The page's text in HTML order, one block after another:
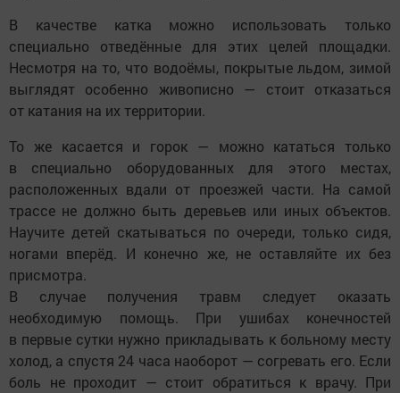
В качестве катка можно использовать только
специально отведённые для этих целей площадки.
Несмотря на то, что водоёмы, покрытые льдом, зимой
выглядят особенно живописно — стоит отказаться
от катания на их территории.
То же касается и горок — можно кататься только
в специально оборудованных для этого местах,
расположенных вдали от проезжей части. На самой
трассе не должно быть деревьев или иных объектов.
Научите детей скатываться по очереди, только сидя,
ногами вперёд. И конечно же, не оставляйте их без
присмотра.
В случае получения травм следует оказать
необходимую помощь. При ушибах конечностей
в первые сутки нужно прикладывать к больному месту
холод, а спустя 24 часа наоборот — согревать его. Если
боль не проходит — стоит обратиться к врачу. При